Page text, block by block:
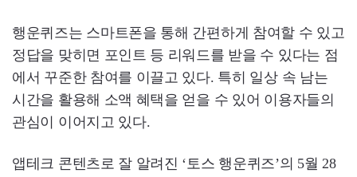
행운퀴즈는 스마트폰을 통해 간편하게 참여할 수 있고
정답을 맞히면 포인트 등 리워드를 받을 수 있다는 점
에서 꾸준한 참여를 이끌고 있다. 특히 일상 속 남는
시간을 활용해 소액 혜택을 얻을 수 있어 이용자들의
관심이 이어지고 있다.
앱테크 콘텐츠로 잘 알려진 ‘토스 행운퀴즈’의 5월 28